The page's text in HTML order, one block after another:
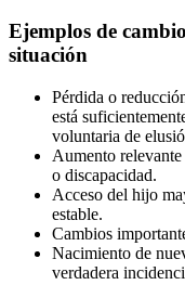
Ejemplos de
situación
Pérdida o
está
voluntaria de
Aumento
o discapacidad.
Acceso del hijo
estable.
Cambios
Nacimiento de
verdadera